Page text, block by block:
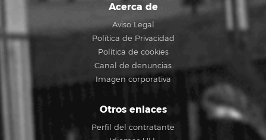
Acerca de
Aviso Legal
Política de Privacidad
Política de cookies
Canal de denuncias
Imagen corporativa
Otros enlaces
Perfil del contratante